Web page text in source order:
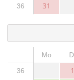
36 31
Mo
36
1